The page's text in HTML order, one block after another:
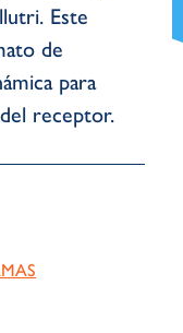
Este
de
para
receptor.